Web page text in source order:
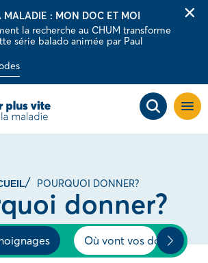
MALADIE : MON DOC ET MOI
la recherche au CHUM transforme
série balado animée par Paul
la
POURQUOI DONNER?
donner?
Où vont vos dons